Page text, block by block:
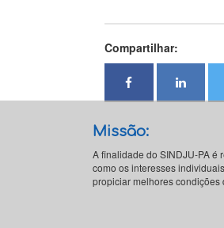
Compartilhar:
Missão:
A finalidade do SINDJU-PA é
como os interesses
propiciar melhores condições